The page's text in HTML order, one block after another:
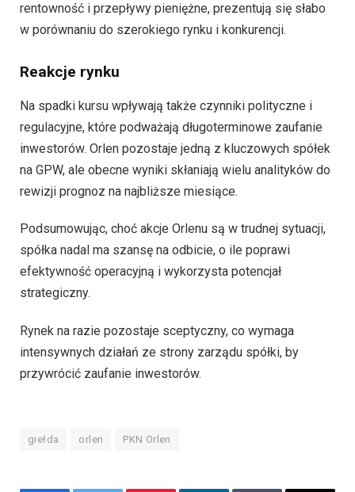
rentowność i przepływy pieniężne, prezentują się słabo
w porównaniu do szerokiego rynku i konkurencji.
Reakcje rynku
Na spadki kursu wpływają także czynniki polityczne i
regulacyjne, które podważają długoterminowe zaufanie
inwestorów. Orlen pozostaje jedną z kluczowych spółek
na GPW, ale obecne wyniki skłaniają wielu analityków do
rewizji prognoz na najbliższe miesiące.
Podsumowując, choć akcje Orlenu są w trudnej sytuacji,
spółka nadal ma szansę na odbicie, o ile poprawi
efektywność operacyjną i wykorzysta potencjał
strategiczny.
Rynek na razie pozostaje sceptyczny, co wymaga
intensywnych działań ze strony zarządu spółki, by
przywrócić zaufanie inwestorów.
giełda orlen PKN Orlen